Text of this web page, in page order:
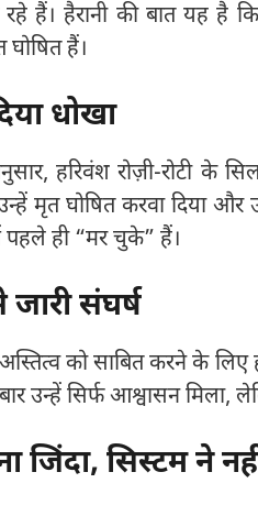
हैं। हैरानी की बात यह है
हैं।
धोखा
हरिवंश रोज़ी-रोटी के
मृत घोषित करवा दिया
ही “मर चुके” हैं।
संघर्ष
को साबित करने के लिए
उन्हें सिर्फ आश्वासन मिला,
जिंदा, सिस्टम ने